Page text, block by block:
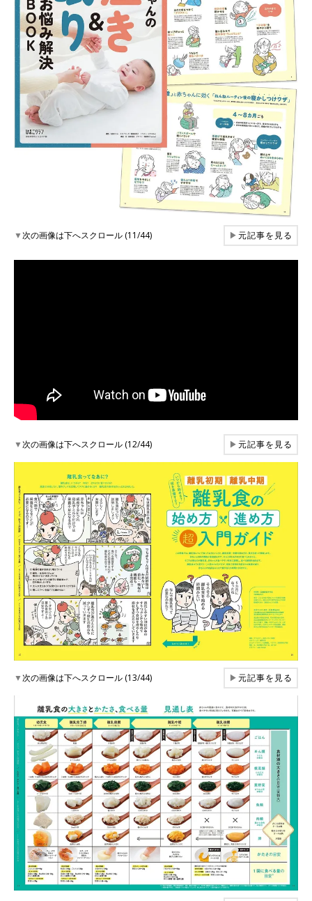
▼次の画像は下へスクロール (11/44) ▶元記事を見る
▼次の画像は下へスクロール (12/44) ▶元記事を見る
▼次の画像は下へスクロール (13/44) ▶元記事を見る